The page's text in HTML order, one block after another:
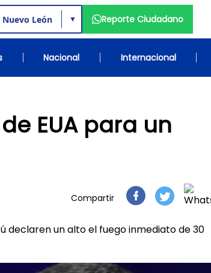
▼ Reporte Ciudadano
Nacional Internacional
EUA para un
Compartir
declaren un alto el fuego inmediato de 30